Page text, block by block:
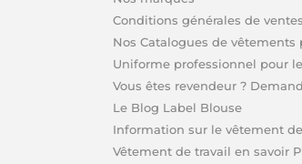
Conditions générales de ventes
Nos Catalogues de vêtements
Uniforme professionnel pour
Vous êtes revendeur ?
Le Blog Label Blouse
Information sur le vêtement
Vêtement de travail en savoir